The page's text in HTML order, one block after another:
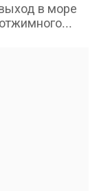
в море